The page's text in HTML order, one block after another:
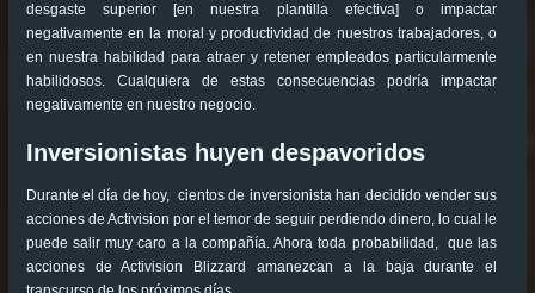
desgaste superior [en nuestra plantilla efectiva] o impactar
negativamente en la moral y productividad de nuestros trabajadores, o
en nuestra habilidad para atraer y retener empleados particularmente
habilidosos. Cualquiera de estas consecuencias podría impactar
negativamente en nuestro negocio.
Inversionistas huyen despavoridos
Durante el día de hoy, cientos de inversionista han decidido vender sus
acciones de Activision por el temor de seguir perdiendo dinero, lo cual le
puede salir muy caro a la compañía. Ahora toda probabilidad, que las
acciones de Activision Blizzard amanezcan a la baja durante el